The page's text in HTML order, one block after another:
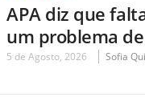
APA diz que
um problema
5 de Agosto, 2026 Sofia